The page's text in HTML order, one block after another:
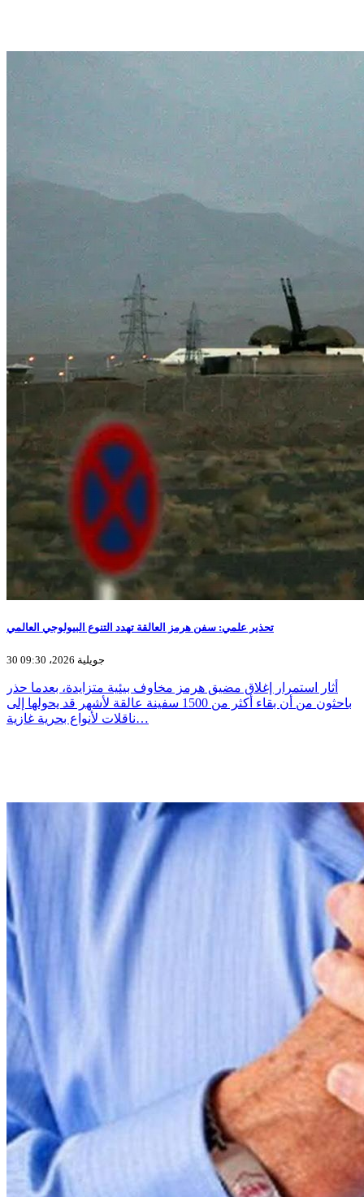
تحذير علمي: سفن هرمز العالقة تهدد التنوع البيولوجي العالمي
30 جويلية 2026، 09:30
أثار استمرار إغلاق مضيق هرمز مخاوف بيئية متزايدة، بعدما حذر
باحثون من أن بقاء أكثر من 1500 سفينة عالقة لأشهر قد يحولها إلى
ناقلات لأنواع بحرية غازية…